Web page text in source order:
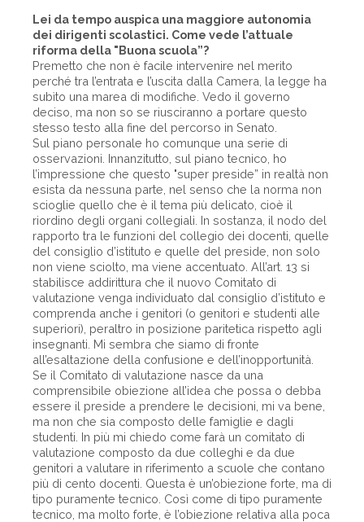
Lei da tempo auspica una maggiore autonomia
dei dirigenti scolastici. Come vede l’attuale
riforma della "Buona scuola”?
Premetto che non è facile intervenire nel merito
perché tra l’entrata e l’uscita dalla Camera, la legge ha
subìto una marea di modifiche. Vedo il governo
deciso, ma non so se riusciranno a portare questo
stesso testo alla fine del percorso in Senato.
Sul piano personale ho comunque una serie di
osservazioni. Innanzitutto, sul piano tecnico, ho
l’impressione che questo "super preside” in realtà non
esista da nessuna parte, nel senso che la norma non
scioglie quello che è il tema più delicato, cioè il
riordino degli organi collegiali. In sostanza, il nodo del
rapporto tra le funzioni del collegio dei docenti, quelle
del consiglio d’istituto e quelle del preside, non solo
non viene sciolto, ma viene accentuato. All’art. 13 si
stabilisce addirittura che il nuovo Comitato di
valutazione venga individuato dal consiglio d’istituto e
comprenda anche i genitori (o genitori e studenti alle
superiori), peraltro in posizione paritetica rispetto agli
insegnanti. Mi sembra che siamo di fronte
all’esaltazione della confusione e dell’inopportunità.
Se il Comitato di valutazione nasce da una
comprensibile obiezione all’idea che possa o debba
essere il preside a prendere le decisioni, mi va bene,
ma non che sia composto delle famiglie e dagli
studenti. In più mi chiedo come farà un comitato di
valutazione composto da due colleghi e da due
genitori a valutare in riferimento a scuole che contano
più di cento docenti. Questa è un’obiezione forte, ma di
tipo puramente tecnico. Così come di tipo puramente
tecnico, ma molto forte, è l’obiezione relativa alla poca